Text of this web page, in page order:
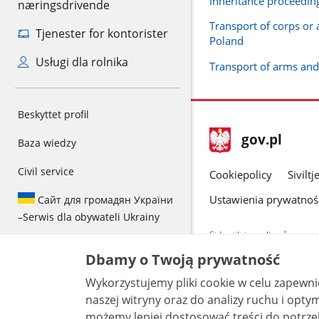
næringsdrivende
Tjenester for kontorister
Usługi dla rolnika
Beskyttet profil
Baza wiedzy
Civil service
Сайт для громадян України
–Serwis dla obywateli Ukrainy
Transport of corps or
Poland
Transport of arms
stopka
gov.pl Hovedside
gov.pl
Cookiepolicy
Ustawienia
Sider tilgjengelig på
av personopplysninger.
Alt innhold
Attribusjon
Dbamy o Twoją prywatność
Wykorzystujemy pliki cookie w celu
naszej witryny oraz do analizy ruchu i